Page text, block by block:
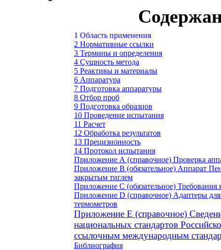
1 Область применения
2 Нормативные ссылки
3 Термины и определения
4 Сущность метода
5 Реактивы и материалы
6 Аппаратура
7 Подготовка аппаратуры
8 Отбор проб
9 Подготовка образцов
10 Проведение испытания
11 Расчет
12 Обработка результатов
13 Прецизионность
14 Протокол испытания
Приложение А (справочное) Проверка
Приложение В (обязательное) Аппарат
закрытым тиглем
Приложение С (обязательное) Требования
Приложение D (справочное) Адаптеры
термометров
Приложение Е (справочное)
национальных стандартов
ссылочным международным
Библиография